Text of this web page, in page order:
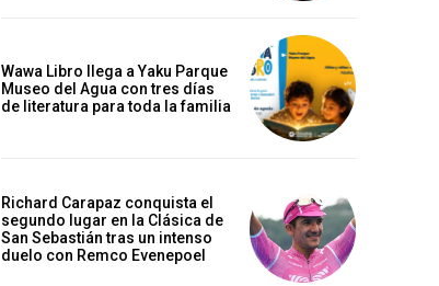
Wawa Libro llega a Yaku Parque
Museo del Agua con tres días
de literatura para toda la familia
Richard Carapaz conquista el
segundo lugar en la Clásica de
San Sebastián tras un intenso
duelo con Remco Evenepoel